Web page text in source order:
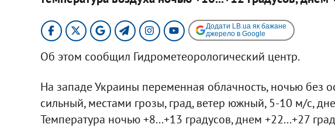
Додати LB.ua як бажане
джерело в Google
Об этом сообщил Гидрометеорологический центр.
На западе Украины переменная облачность, ночью без
сильный, местами грозы, град, ветер южный, 5-10 м/с,
Температура ночью +8...+13 градусов, днем +22...+27